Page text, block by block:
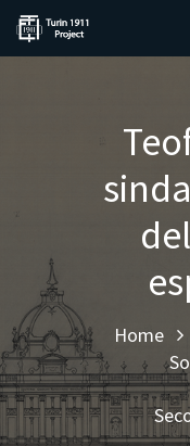
Home